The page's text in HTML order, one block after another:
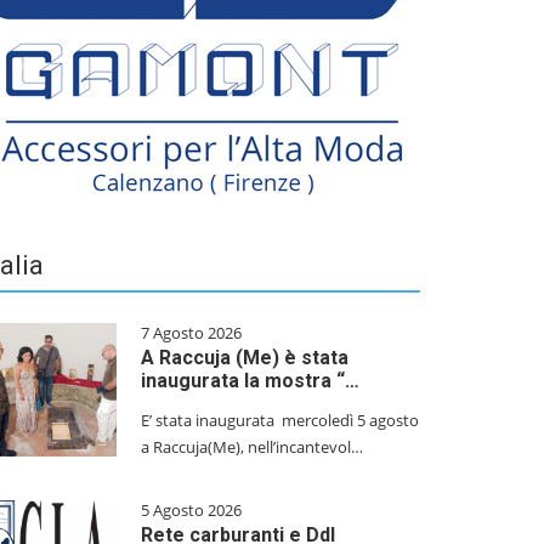
7 Agosto 2026
A Raccuja (Me) è stata
inaugurata la mostra “…
E’ stata inaugurata mercoledì 5 agosto
a Raccuja(Me), nell’incantevol…
5 Agosto 2026
Rete carburanti e Ddl